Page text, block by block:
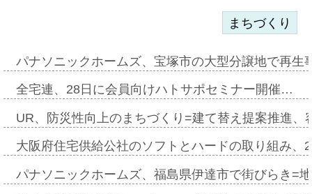
まちづくり
パナソニックホームズ、宝塚市の大型分譲地で再
全宅連、28日に会員向けハトサポセミナー開催…
UR、防災性向上のまちづくり=建て替え提案推進
大阪府住宅供給公社のソフトとハードの取り組み
パナソニックホームズ、福島県伊達市で街びらき=